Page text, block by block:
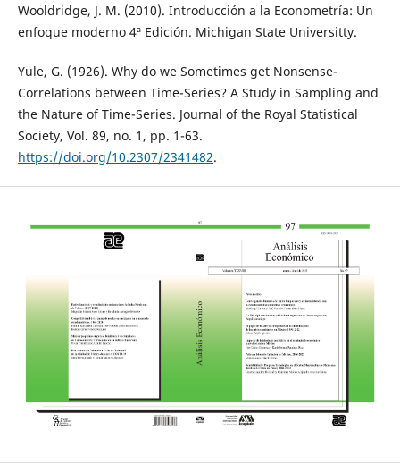
Wooldridge, J. M. (2010). Introducción a la Econometría: Un
enfoque moderno 4ª Edición. Michigan State Universitty.
Yule, G. (1926). Why do we Sometimes get Nonsense-
Correlations between Time-Series? A Study in Sampling and
the Nature of Time-Series. Journal of the Royal Statistical
Society, Vol. 89, no. 1, pp. 1-63.
https://doi.org/10.2307/2341482.